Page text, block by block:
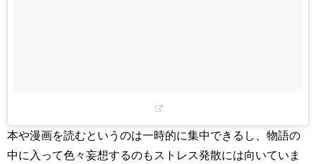
本や漫画を読むというのは一時的に集中できるし、物語の
中に入って色々妄想するのもストレス発散には向いていま